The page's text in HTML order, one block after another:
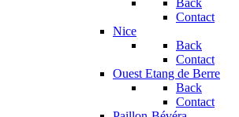
Back
Contact
Nice
Back
Contact
Ouest Etang de Berre
Back
Contact